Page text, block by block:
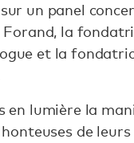
un panel
la
et la
en lumière la
de